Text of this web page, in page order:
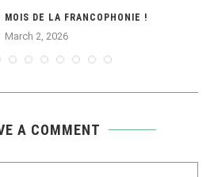
MOIS DE LA FRANCOPHONIE !
March 2, 2026
A COMMENT